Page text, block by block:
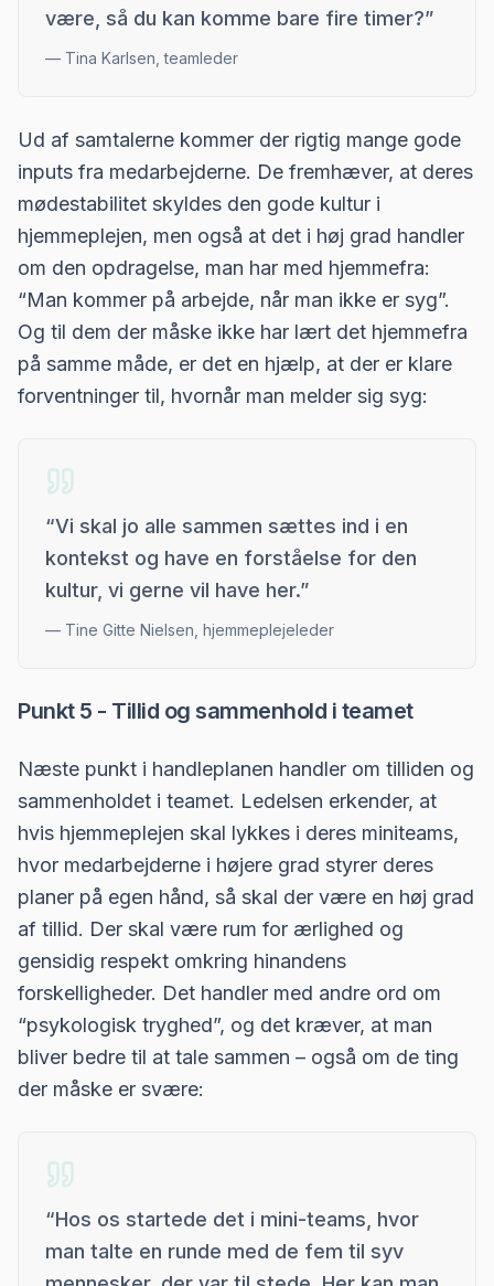
være, så du kan komme bare fire timer?”
— Tina Karlsen, teamleder
Ud af samtalerne kommer der rigtig mange gode
inputs fra medarbejderne. De fremhæver, at deres
mødestabilitet skyldes den gode kultur i
hjemmeplejen, men også at det i høj grad handler
om den opdragelse, man har med hjemmefra:
“Man kommer på arbejde, når man ikke er syg”.
Og til dem der måske ikke har lært det hjemmefra
på samme måde, er det en hjælp, at der er klare
forventninger til, hvornår man melder sig syg:
“Vi skal jo alle sammen sættes ind i en
kontekst og have en forståelse for den
kultur, vi gerne vil have her.”
— Tine Gitte Nielsen, hjemmeplejeleder
Punkt 5 - Tillid og sammenhold i teamet
Næste punkt i handleplanen handler om tilliden og
sammenholdet i teamet. Ledelsen erkender, at
hvis hjemmeplejen skal lykkes i deres miniteams,
hvor medarbejderne i højere grad styrer deres
planer på egen hånd, så skal der være en høj grad
af tillid. Der skal være rum for ærlighed og
gensidig respekt omkring hinandens
forskelligheder. Det handler med andre ord om
“psykologisk tryghed”, og det kræver, at man
bliver bedre til at tale sammen – også om de ting
der måske er svære:
“Hos os startede det i mini-teams, hvor
man talte en runde med de fem til syv